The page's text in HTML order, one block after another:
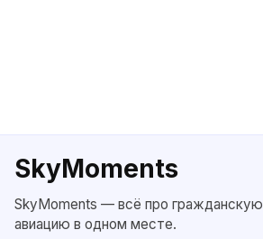
SkyMoments
SkyMoments — всё про гражданскую
авиацию в одном месте.